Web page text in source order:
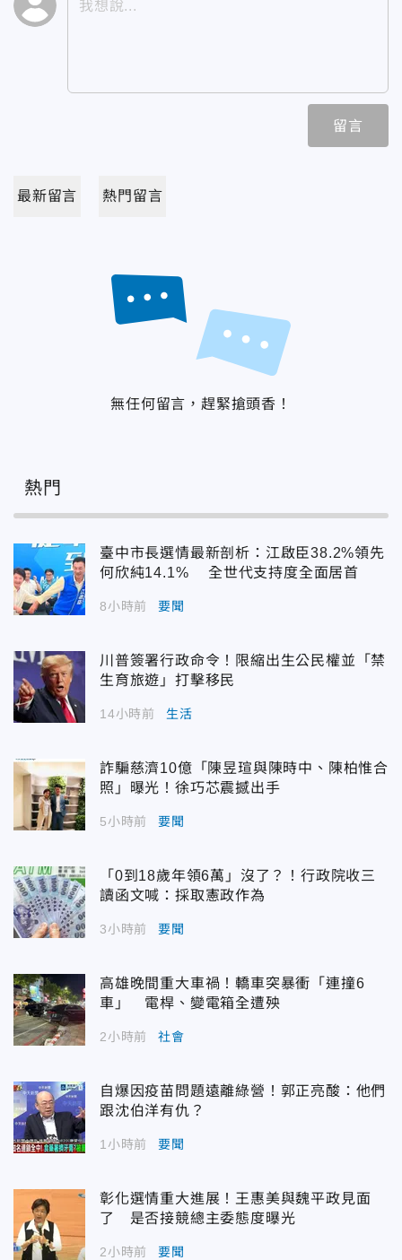
留言
最新留言 熱門留言
無任何留言，趕緊搶頭香！
熱門
臺中市長選情最新剖析：江啟臣38.2%領先
何欣純14.1% 全世代支持度全面居首
8小時前 要聞
川普簽署行政命令！限縮出生公民權並「禁
生育旅遊」打擊移民
14小時前 生活
詐騙慈濟10億「陳昱瑄與陳時中、陳柏惟合
照」曝光！徐巧芯震撼出手
5小時前 要聞
「0到18歲年領6萬」沒了？！行政院收三
讀函文喊：採取憲政作為
3小時前 要聞
高雄晚間重大車禍！轎車突暴衝「連撞6
車」 電桿、變電箱全遭殃
2小時前 社會
自爆因疫苗問題遠離綠營！郭正亮酸：他們
跟沈伯洋有仇？
1小時前 要聞
彰化選情重大進展！王惠美與魏平政見面
了 是否接競總主委態度曝光
2小時前 要聞